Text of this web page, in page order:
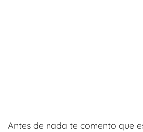
Antes de nada te comento que